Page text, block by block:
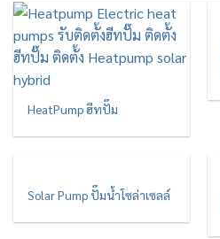
HeatPump ฮีทปั๊ม
Solar Pump ปั๊มน้ำโซล่าเซลล์